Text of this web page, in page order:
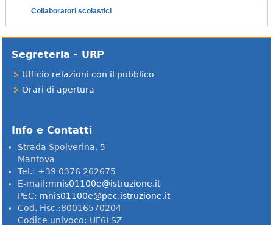
Collaboratori scolastici
Segreteria - URP
Ufficio relazioni con il pubblico
Orari di apertura
Info e Contatti
Strada Spolverina, 5
Mantova
Tel.: +39 0376 262675
E-mail:mnis01100e@istruzione.it
PEC: mnis01100e@pec.istruzione.it
Cod. Fisc.:80016570204
Codice univoco: UF6LSZ